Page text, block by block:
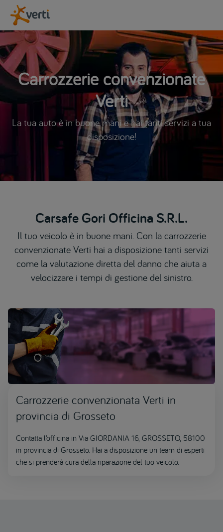
Carrozzerie convenzionate
Verti
La tua auto è in buone mani e hai tanti servizi a tua
disposizione!
Carsafe Gori Officina S.R.L.
Il tuo veicolo è in buone mani. Con la carrozzerie
convenzionate Verti hai a disposizione tanti servizi
come la valutazione diretta del danno che aiuta a
velocizzare i tempi di gestione del sinistro.
Carrozzerie convenzionata Verti in
provincia di Grosseto
Contatta l’officina in Via GIORDANIA 16, GROSSETO, 58100
in provincia di Grosseto. Hai a disposizione un team di esperti
che si prenderà cura della riparazione del tuo veicolo.